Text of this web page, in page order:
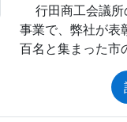
行田商工会議所
事業で、弊社が表
百名と集まった